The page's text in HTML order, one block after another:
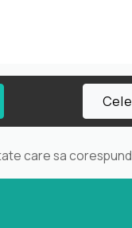
care sa